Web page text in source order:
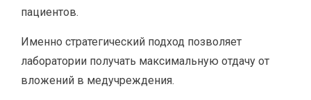
пациентов.
Именно стратегический подход позволяет
лаборатории получать максимальную отдачу от
вложений в медучреждения.